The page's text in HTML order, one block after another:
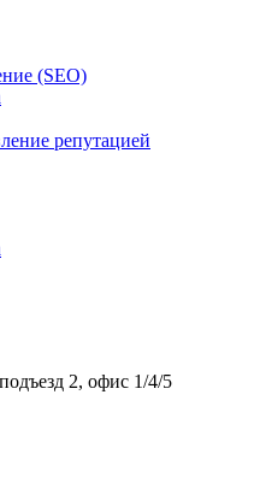
(SEO)
репутацией
2, офис 1/4/5